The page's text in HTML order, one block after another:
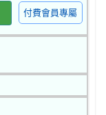
付費會員專屬